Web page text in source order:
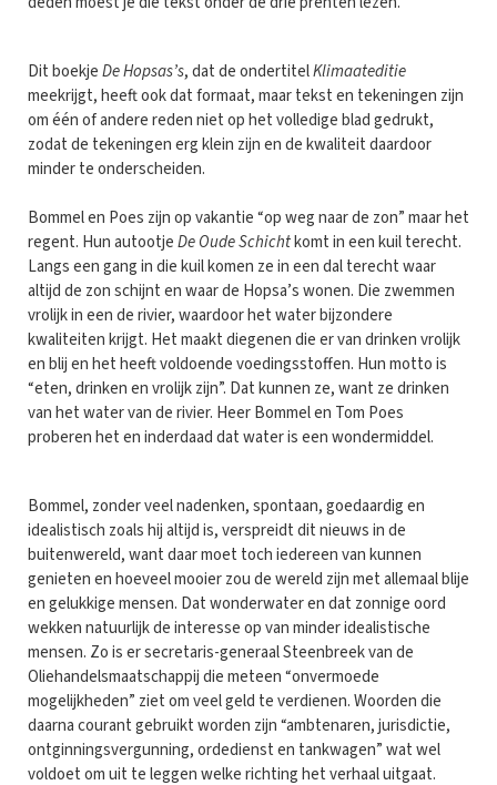
Dit boekjeDe Hopsas’s, dat de ondertitelKlimaateditie
meekrijgt, heeft ook dat formaat, maar tekst en tekeningen zijn
om één of andere reden niet op het volledige blad gedrukt,
zodat de tekeningen erg klein zijn en de kwaliteit daardoor
minder te onderscheiden.
Bommel en Poes zijn op vakantie “op weg naar de zon” maar het
regent. Hun autootjeDe Oude Schichtkomt in een kuil terecht.
Langs een gang in die kuil komen ze in een dal terecht waar
altijd de zon schijnt en waar de Hopsa’s wonen. Die zwemmen
vrolijk in een de rivier, waardoor het water bijzondere
kwaliteiten krijgt. Het maakt diegenen die er van drinken vrolijk
en blij en het heeft voldoende voedingsstoffen. Hun motto is
“eten, drinken en vrolijk zijn”. Dat kunnen ze, want ze drinken
van het water van de rivier. Heer Bommel en Tom Poes
proberen het en inderdaad dat water is een wondermiddel.
Bommel, zonder veel nadenken, spontaan, goedaardig en
idealistisch zoals hij altijd is, verspreidt dit nieuws in de
buitenwereld, want daar moet toch iedereen van kunnen
genieten en hoeveel mooier zou de wereld zijn met allemaal blije
en gelukkige mensen. Dat wonderwater en dat zonnige oord
wekken natuurlijk de interesse op van minder idealistische
mensen. Zo is er secretaris-generaal Steenbreek van de
Oliehandelsmaatschappij die meteen “onvermoede
mogelijkheden” ziet om veel geld te verdienen. Woorden die
daarna courant gebruikt worden zijn “ambtenaren, jurisdictie,
ontginningsvergunning, ordedienst en tankwagen” wat wel
voldoet om uit te leggen welke richting het verhaal uitgaat.